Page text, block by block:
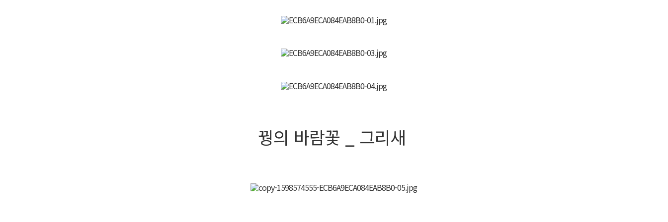
꿩의 바람꽃 _ 그리새